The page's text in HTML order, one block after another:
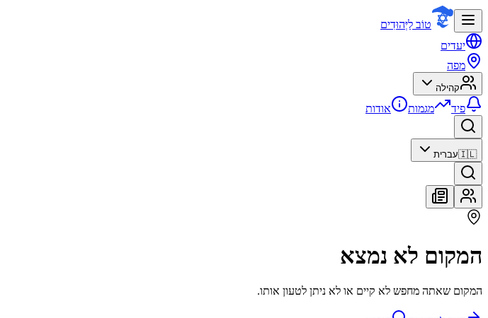
טוֹב לַיְּהוּדִים
יעדים
מפה
קהילה
פיד מגמות אודות
🇮🇱עברית
המקום לא נמצא
המקום שאתה מחפש לא קיים או לא ניתן לטעון אותו.